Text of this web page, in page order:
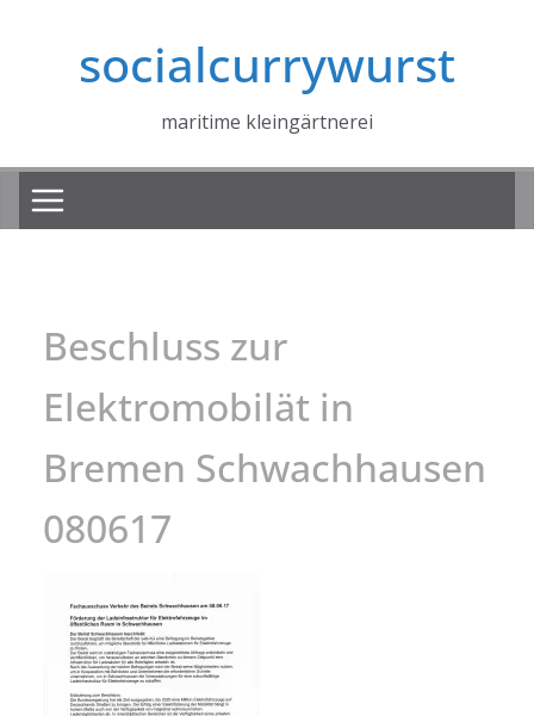
socialcurrywurst
maritime kleingärtnerei
Beschluss zur
Elektromobilät in
Bremen Schwachhausen
080617